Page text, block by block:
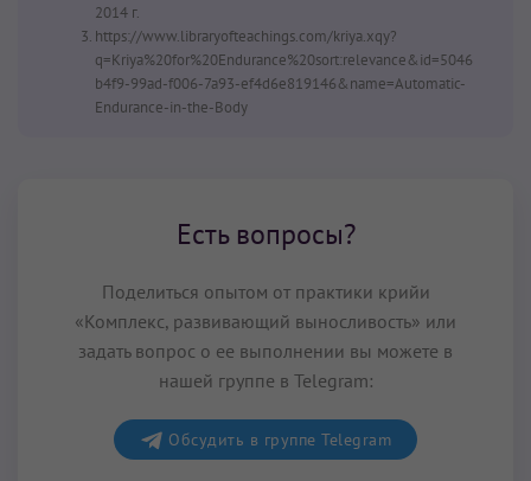
2014 г.
https://www.libraryofteachings.com/kriya.xqy?
q=Kriya%20for%20Endurance%20sort:relevance&id=5046
b4f9-99ad-f006-7a93-ef4d6e819146&name=Automatic-
Endurance-in-the-Body
Есть вопросы?
Поделиться опытом от практики крийи
«Комплекс, развивающий выносливость» или
задать вопрос о ее выполнении вы можете в
нашей группе в Telegram:
Обсудить в группе Telegram